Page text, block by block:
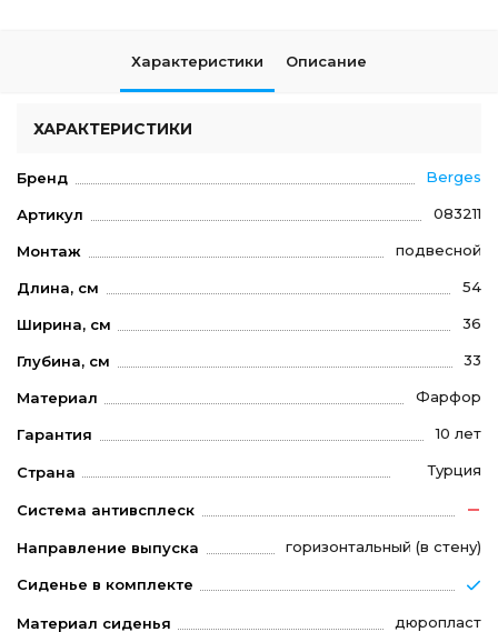
Характеристики Описание
ХАРАКТЕРИСТИКИ
Бренд Berges
Артикул 083211
Монтаж подвесной
Длина, см 54
Ширина, см 36
Глубина, см 33
Материал Фарфор
Гарантия 10 лет
Страна Турция
Система антивсплеск
Направление выпуска горизонтальный (в стену)
Сиденье в комплекте
Материал сиденья дюропласт